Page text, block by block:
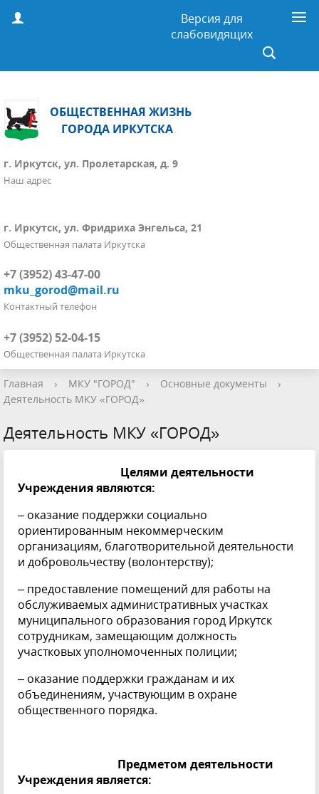
Версия для
слабовидящих
ОБЩЕСТВЕННАЯ ЖИЗНЬ
ГОРОДА ИРКУТСКА
г. Иркутск, ул. Пролетарская, д. 9
Наш адрес
г. Иркутск, ул. Фридриха Энгельса, 21
Общественная палата Иркутска
+7 (3952) 43-47-00
mku_gorod@mail.ru
Контактный телефон
+7 (3952) 52-04-15
Общественная палата Иркутска
Главная › МКУ "ГОРОД" › Основные документы
›
Деятельность МКУ «ГОРОД»
Деятельность МКУ «ГОРОД»
Целями деятельности
Учреждения являются:
– оказание поддержки социально
ориентированным некоммерческим
организациям, благотворительной деятельности
и добровольчеству (волонтерству);
– предоставление помещений для работы на
обслуживаемых административных участках
муниципального образования город Иркутск
сотрудникам, замещающим должность
участковых уполномоченных полиции;
– оказание поддержки гражданам и их
объединениям, участвующим в охране
общественного порядка.
Предметом деятельности
Учреждения является: